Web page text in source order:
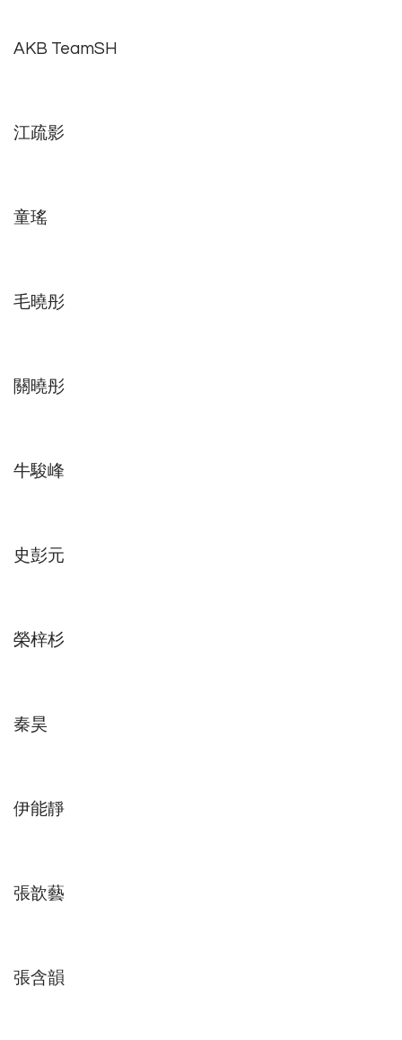
AKB TeamSH
江疏影
童瑤
毛曉彤
關曉彤
牛駿峰
史彭元
榮梓杉
秦昊
伊能靜
張歆藝
張含韻